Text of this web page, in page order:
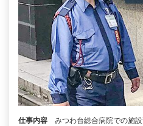
仕事内容
みつわ台総合病院での施